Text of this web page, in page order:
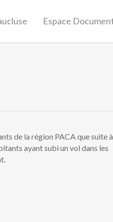
Espace
de la région PACA que suite à
ayant subi un vol dans les